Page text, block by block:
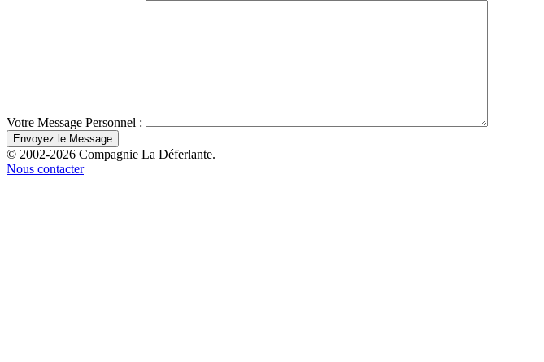
Votre Message Personnel :
© 2002-2026 Compagnie La Déferlante.
Nous contacter